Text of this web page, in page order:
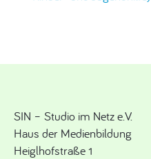
SIN – Studio im Netz e.V.
Haus der Medienbildung
Heiglhofstraße 1